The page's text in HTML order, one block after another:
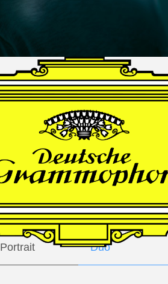
Andrè Schuen,
Baritone
Daniel Heide,
Piano
GALLERY
Portrait Duo